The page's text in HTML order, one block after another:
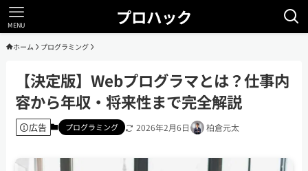
プロハック
MENU
ホーム プログラミング
【決定版】Webプログラマとは？仕事内
容から年収・将来性まで完全解説
広告 プログラミング 2026年2月6日 柏倉元太